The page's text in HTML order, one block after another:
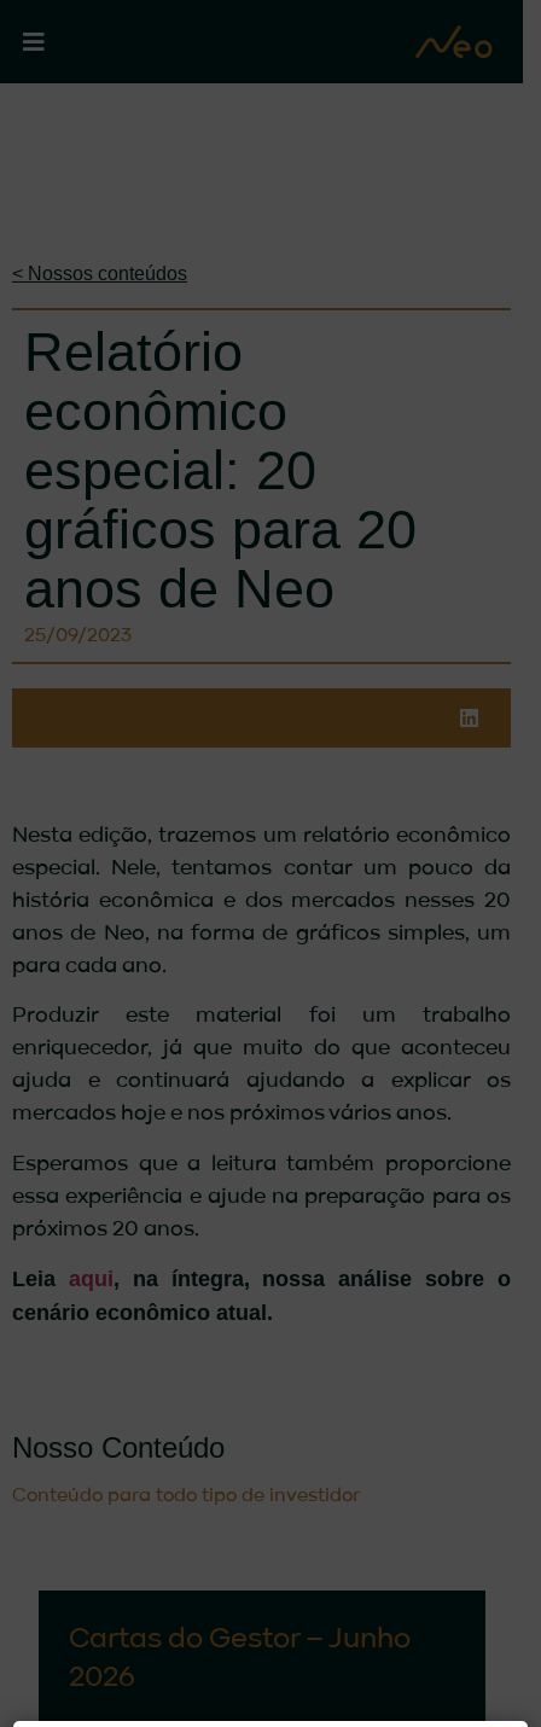
< Nossos conteúdos
Relatório
econômico
especial: 20
gráficos para 20
anos de Neo
25/09/2023
Nesta edição, trazemos um relatório econômico
especial. Nele, tentamos contar um pouco da
história econômica e dos mercados nesses 20
anos de Neo, na forma de gráficos simples, um
para cada ano.
Produzir este material foi um trabalho
enriquecedor, já que muito do que aconteceu
ajuda e continuará ajudando a explicar os
mercados hoje e nos próximos vários anos.
Esperamos que a leitura também proporcione
essa experiência e ajude na preparação para os
próximos 20 anos.
Leia aqui, na íntegra, nossa análise sobre o
cenário econômico atual.
Nosso Conteúdo
Conteúdo para todo tipo de investidor
Cartas do Gestor – Junho
2026